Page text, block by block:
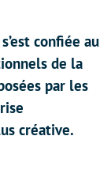
confiée au
de la
par les
créative.